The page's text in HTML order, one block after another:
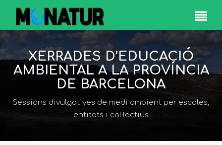
XERRADES D’EDUCACIÓ
AMBIENTAL A LA PROVÍNCIA
DE BARCELONA
Sessions divulgatives de medi ambient per escoles,
entitats i col·lectius